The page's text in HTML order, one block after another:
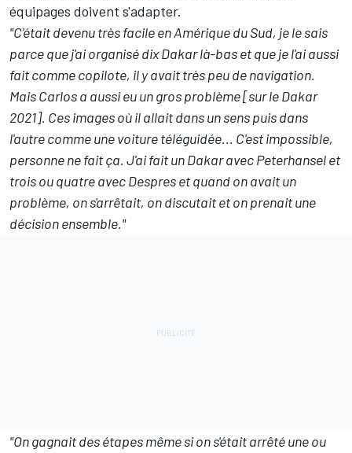
équipages doivent s'adapter.
"C'était devenu très facile en Amérique du Sud, je le sais
parce que j'ai organisé dix Dakar là-bas et que je l'ai aussi
fait comme copilote, il y avait très peu de navigation.
Mais Carlos a aussi eu un gros problème [sur le Dakar
2021]. Ces images où il allait dans un sens puis dans
l'autre comme une voiture téléguidée... C'est impossible,
personne ne fait ça. J'ai fait un Dakar avec Peterhansel et
trois ou quatre avec Despres et quand on avait un
problème, on s'arrêtait, on discutait et on prenait une
décision ensemble."
"On gagnait des étapes même si on s'était arrêté une ou